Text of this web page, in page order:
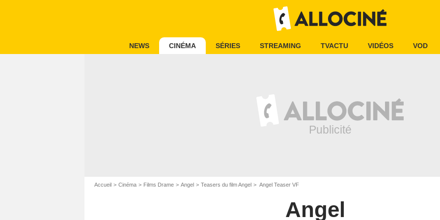
NEWS CINÉMA SÉRIES STREAMING TVACTU VIDÉOS VOD
Accueil Cinéma Films Drame Angel Teasers du film Angel Angel Teaser VF
Angel